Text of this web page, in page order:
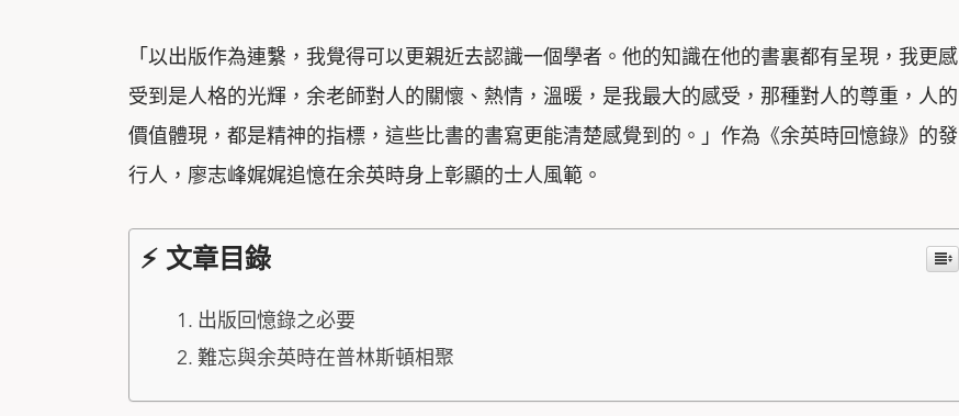
「以出版作為連繫，我覺得可以更親近去認識一個學者。他的知識在他的書裏都有呈現，我更感
受到是人格的光輝，余老師對人的關懷、熱情，溫暖，是我最大的感受，那種對人的尊重，人的
價值體現，都是精神的指標，這些比書的書寫更能清楚感覺到的。」作為《余英時回憶錄》的發
行人，廖志峰娓娓追憶在余英時身上彰顯的士人風範。
⚡ 文章目錄
出版回憶錄之必要
難忘與余英時在普林斯頓相聚